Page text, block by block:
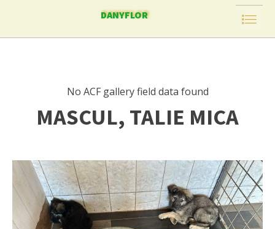
DANYFLOR
No ACF gallery field data found
MASCUL, TALIE MICA